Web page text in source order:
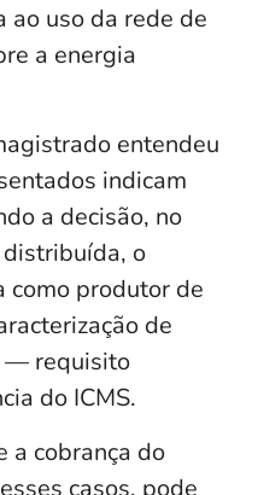
ao uso da rede de
a energia
entendeu
indicam
a decisão, no
o
como produtor de
de
— requisito
do ICMS.
a cobrança do
casos, pode